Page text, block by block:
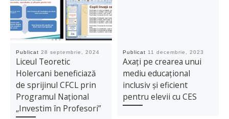
Publicat28 septembrie, 2024
Liceul Teoretic
Holercani beneficiază
de sprijinul CFCL prin
Programul Național
„Investim în Profesori”
Publicat 11 decembrie, 2023
Axați pe crearea unui
mediu educațional
inclusiv și eficient
pentru elevii cu CES